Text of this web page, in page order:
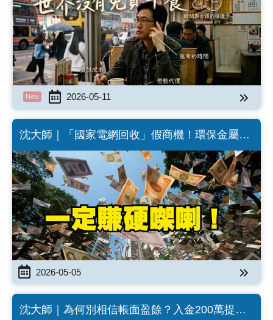
New 2026-05-11
沈大師｜「國家電網回收」假商機！環保金屬材
料一買一賣賺幾百？(Chinese version only)
2026-05-05
沈大師｜為何別相信帳面盈餘？入金200萬提現